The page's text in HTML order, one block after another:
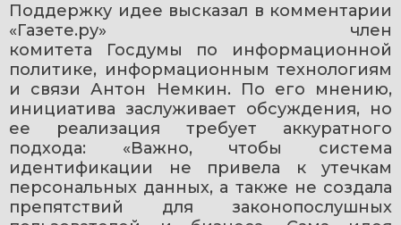
Поддержку идее высказал в комментарии
«Газете.ру» член
комитета Госдумы по информационной
политике, информационным технологиям
и связи Антон Немкин. По его мнению,
инициатива заслуживает обсуждения, но
ее реализация требует аккуратного
подхода: «Важно, чтобы система
идентификации не привела к утечкам
персональных данных, а также не создала
препятствий для законопослушных